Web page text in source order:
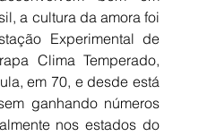
a cultura da amora foi
Experimental de
Clima Temperado,
em 70, e desde está
ganhando números
nos estados do